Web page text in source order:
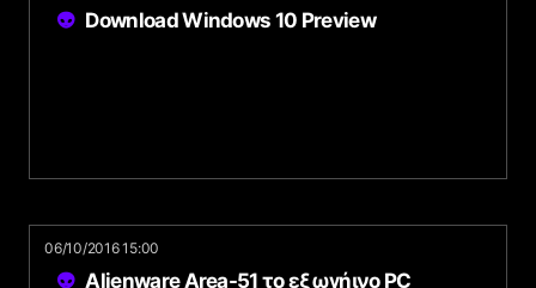
Download Windows 10 Preview
06/10/2016 15:00
Alienware Area-51 το εξωγήινο PC